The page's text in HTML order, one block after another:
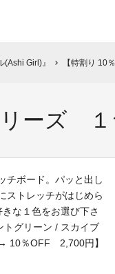
Girl)』 chevron_right 【特割り 10
リーズ
チボード。パッと出し
ストレッチがはじめら
な１色をお選び下さ
トグリーン / スカイブ
10％OFF 2,700円】